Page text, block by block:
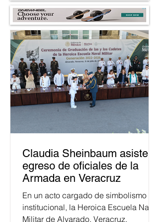
Claudia Sheinbaum asiste a
egreso de oficiales de la
Armada en Veracruz
En un acto cargado de simbolismo
institucional, la Heroica Escuela Naval
Militar de Alvarado, Veracruz,